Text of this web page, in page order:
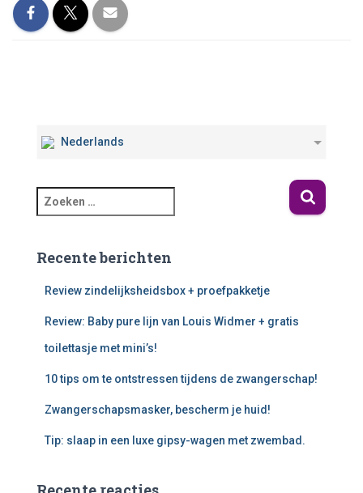
Nederlands
Recente berichten
Review zindelijksheidsbox + proefpakketje
Review: Baby pure lijn van Louis Widmer + gratis
toilettasje met mini’s!
10 tips om te ontstressen tijdens de zwangerschap!
Zwangerschapsmasker, bescherm je huid!
Tip: slaap in een luxe gipsy-wagen met zwembad.